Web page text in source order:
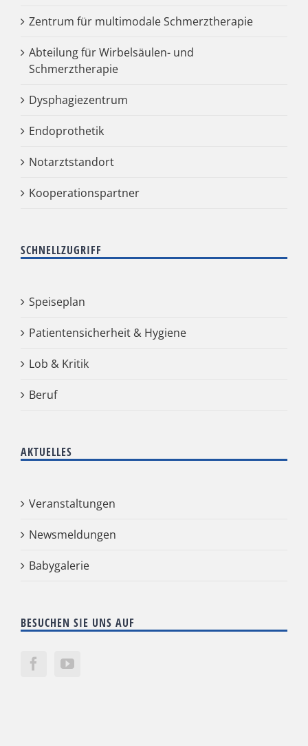
Zentrum für multimodale Schmerztherapie
Abteilung für Wirbelsäulen- und
Schmerztherapie
Dysphagiezentrum
Endoprothetik
Notarztstandort
Kooperationspartner
SCHNELLZUGRIFF
Speiseplan
Patientensicherheit & Hygiene
Lob & Kritik
Beruf
AKTUELLES
Veranstaltungen
Newsmeldungen
Babygalerie
BESUCHEN SIE UNS AUF